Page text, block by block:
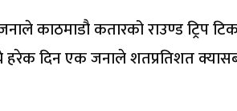
काठमाडौ कतारको राउण्ड ट्रिप
हरेक दिन एक जनाले शतप्रतिशत